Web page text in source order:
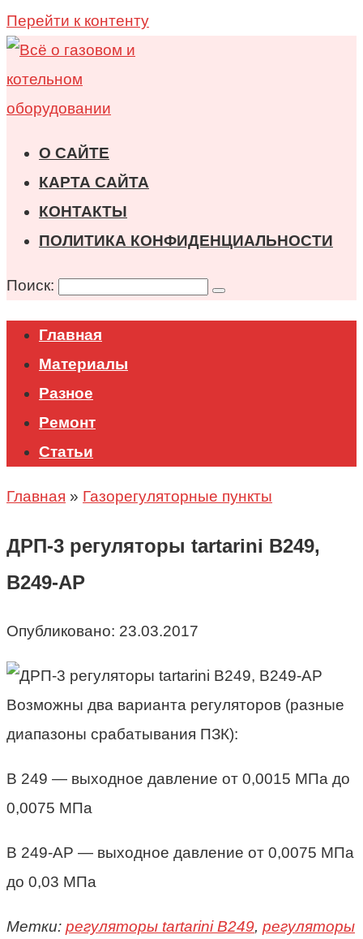
Перейти к контенту
О САЙТЕ
КАРТА САЙТА
КОНТАКТЫ
ПОЛИТИКА КОНФИДЕНЦИАЛЬНОСТИ
Поиск:
Главная
Материалы
Разное
Ремонт
Статьи
Главная » Газорегуляторные пункты
ДРП-3 регуляторы tartarini B249,
B249-AP
Опубликовано: 23.03.2017
Возможны два варианта регуляторов (разные
диапазоны срабатывания ПЗК):
В 249 — выходное давление от 0,0015 МПа до
0,0075 МПа
В 249-АР — выходное давление от 0,0075 МПа
до 0,03 МПа
Метки: регуляторы tartarini B249, регуляторы